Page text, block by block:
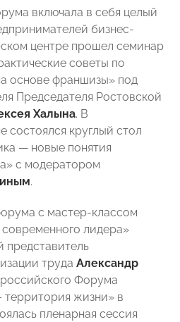
включала в себя целый
бизнес-
центре прошел семинар
советы по
основе франшизы» под
Председателя Ростовской
Халына. В
состоялся круглый стол
— новые понятия
с модератором
.
с мастер-классом
лидера»
представитель
труда Александр
Форума
территория жизни» в
пленарная сессия